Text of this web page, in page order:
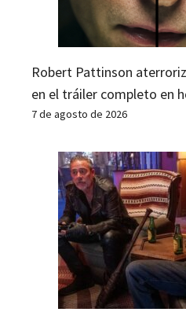
Robert Pattinson
en el tráiler completo en
7 de agosto de 2026